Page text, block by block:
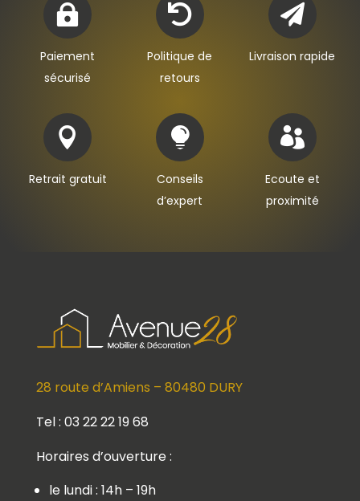

Paiement
sécurisé

Politique de
retours

Livraison rapide

Retrait gratuit

Conseils
d’expert

Ecoute et
proximité
28 route d’Amiens – 80480 DURY
Tel : 03 22 22 19 68
Horaires d’ouverture :
le lundi : 14h – 19h